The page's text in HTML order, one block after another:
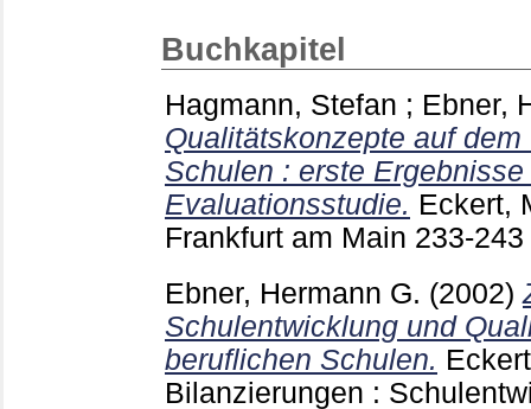
Buchkapitel
Hagmann, Stefan ; Ebner,
Qualitätskonzepte auf
Schulen : erste Ergebnisse
Evaluationsstudie. Eckert,
Frankfurt am Main 233-243
Ebner, Hermann G. (2002)
Schulentwicklung und
beruflichen Schulen.
Bilanzierungen :